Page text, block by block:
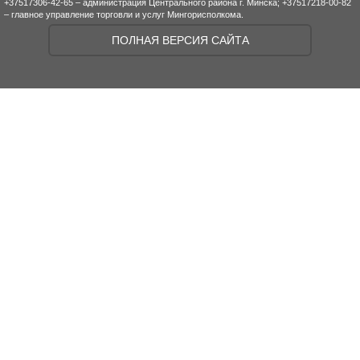
+37517306-42-65 – администрация Центрального района г. Минска; +37517218-00-82
– главное управление торговли и услуг Мингорисполкома.
ПОЛНАЯ ВЕРСИЯ САЙТА